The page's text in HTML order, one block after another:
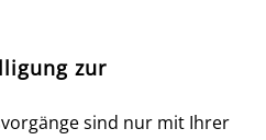
zur
sind nur mit Ihrer